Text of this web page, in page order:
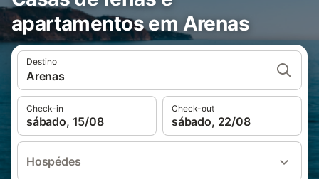
apartamentos em Arenas
Destino
Arenas
Check-in
sábado, 15/08
Check-out
sábado, 22/08
Hospédes